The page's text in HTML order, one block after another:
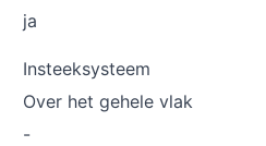
ja
Insteeksysteem
Over het gehele vlak
-